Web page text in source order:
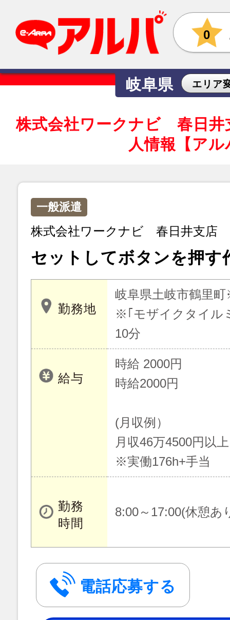
0
岐阜県 エリア
株式会社ワークナビ 春日井
人情報【アル
一般派遣
株式会社ワークナビ 春日井支店
セットしてボタンを押す
勤務地
岐阜県土岐市鶴里
※｢モザイクタイル
10分
給与
時給 2000円
時給2000円
(月収例）
月収46万4500円以上
※実働176h+手当
勤務
時間
8:00～17:00(休憩あ
電話応募する